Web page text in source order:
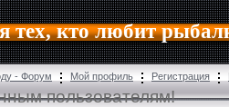
тех, кто любит
- Форум Мой профиль Регистрация
пользователям!